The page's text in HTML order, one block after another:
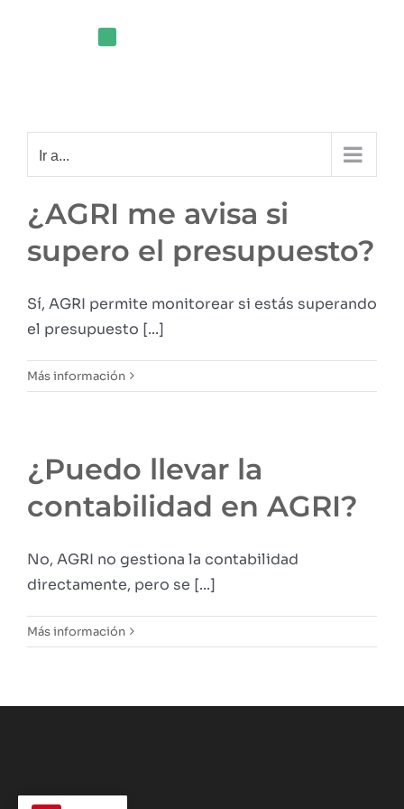
Ir a...
¿AGRI me avisa si
supero el presupuesto?
Sí, AGRI permite monitorear si estás superando
el presupuesto [...]
Más información
¿Puedo llevar la
contabilidad en AGRI?
No, AGRI no gestiona la contabilidad
directamente, pero se [...]
Más información